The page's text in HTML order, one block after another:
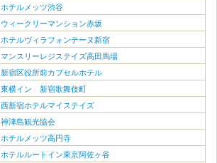
ホテルメッツ渋谷
ウィークリーマンション赤坂
ホテルヴィラフォンテーヌ新宿
マンスリーレジステイズ高田馬場
新宿区役所前カプセルホテル
東横イン 新宿歌舞伎町
西新宿ホテルマイステイズ
神津島観光協会
ホテルメッツ高円寺
ホテルルートイン東京阿佐ヶ谷